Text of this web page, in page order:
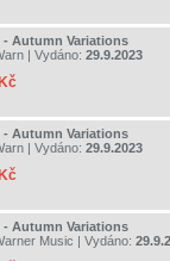
- Autumn Variations
| Vydáno: 29.9.2023
- Autumn Variations
| Vydáno: 29.9.2023
- Autumn Variations
Music | Vydáno: